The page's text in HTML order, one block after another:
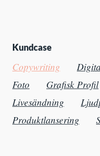
Kundcase
Copywriting
Foto
Grafisk Profil
Livesändning
Produktlansering